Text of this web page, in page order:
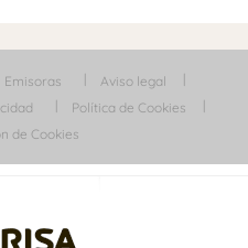
Emisoras
Aviso legal
Política de Cookies
de Cookies